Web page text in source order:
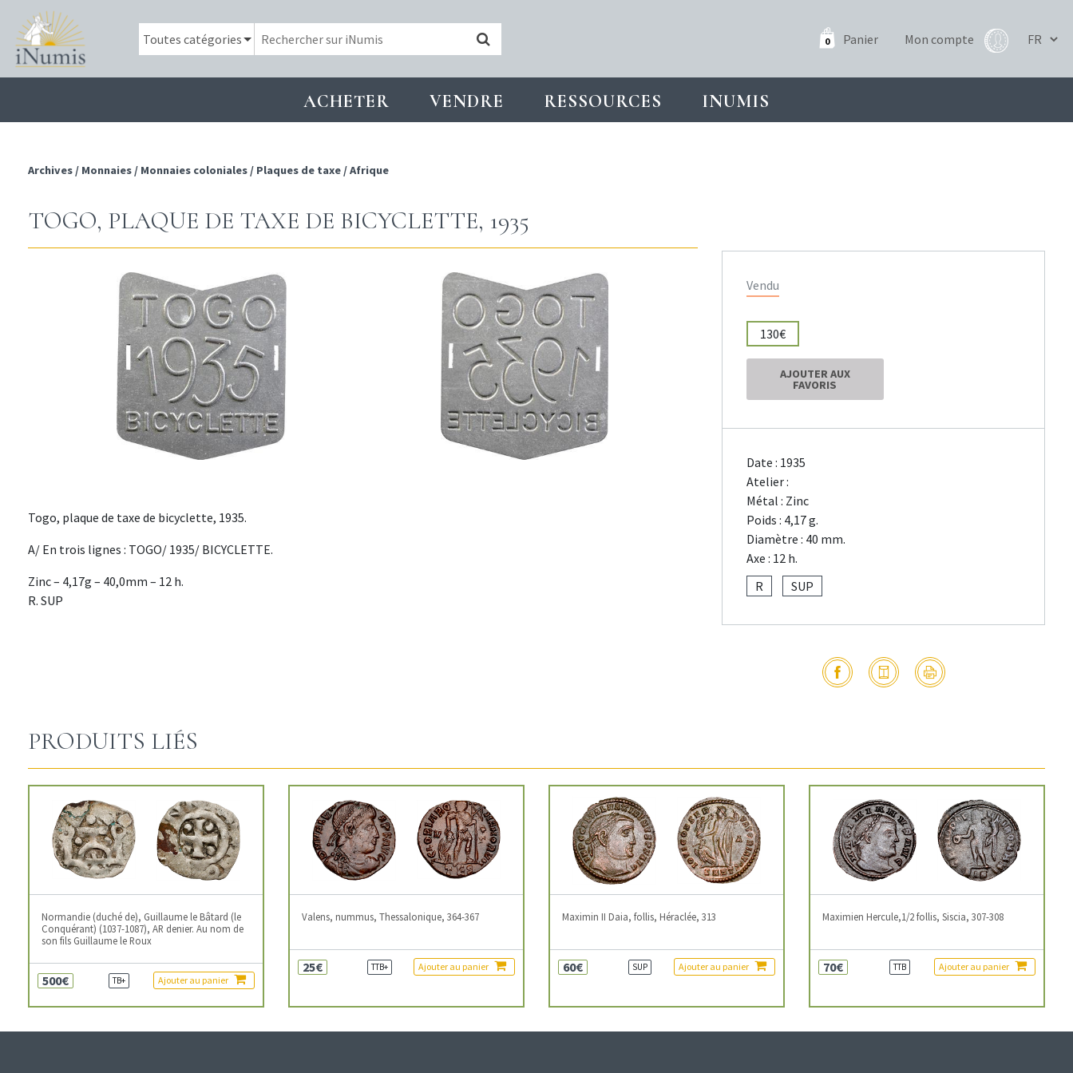
0 Panier Mon compte
ACHETER VENDRE RESSOURCES INUMIS
Archives / Monnaies / Monnaies coloniales / Plaques de taxe /Afrique
TOGO, PLAQUE DE TAXE DE BICYCLETTE, 1935
Togo, plaque de taxe de bicyclette, 1935.
A/ En trois lignes : TOGO/ 1935/ BICYCLETTE.
Zinc – 4,17g – 40,0mm – 12 h.
R. SUP
Vendu
130€
AJOUTER AUX
FAVORIS
Date : 1935
Atelier :
Métal : Zinc
Poids : 4,17 g.
Diamètre : 40 mm.
Axe : 12 h.
R
SUP
PRODUITS LIÉS
Normandie (duché de), Guillaume le Bâtard (le
Conquérant) (1037-1087), AR denier. Au nom de
son fils Guillaume le Roux
500€ TB+ Ajouter au panier
Valens, nummus, Thessalonique, 364-367
25€ TTB+ Ajouter au panier
Maximin II Daia, follis, Héraclée, 313
60€ SUP Ajouter au panier
Maximien Hercule,1/2 follis, Siscia, 307-308
70€ TTB Ajouter au panier